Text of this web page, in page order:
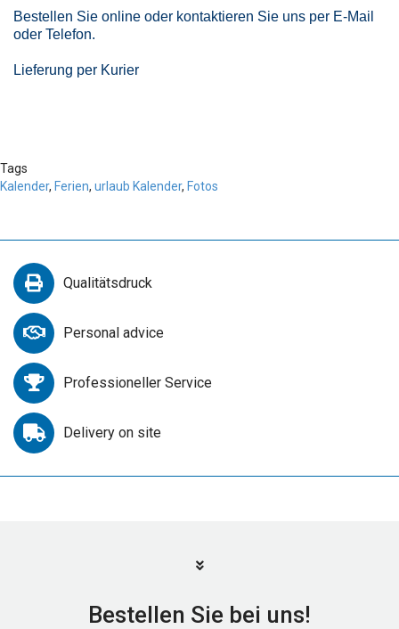
Bestellen Sie online oder kontaktieren Sie uns per E-Mail
oder Telefon.
Lieferung per Kurier
Tags
Kalender, Ferien, urlaub Kalender, Fotos
Qualitätsdruck
Personal advice
Professioneller Service
Delivery on site
Bestellen Sie bei uns!